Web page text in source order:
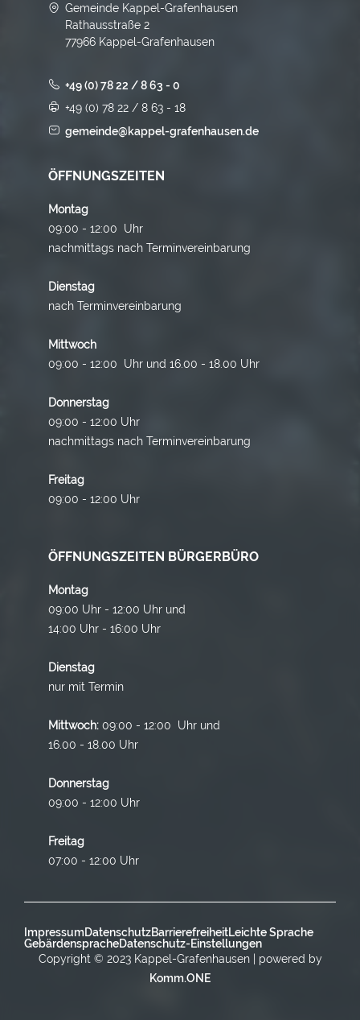
Gemeinde Kappel-Grafenhausen
Rathausstraße 2
77966 Kappel-Grafenhausen
+49 (0) 78 22 / 8 63 - 0
+49 (0) 78 22 / 8 63 - 18
gemeinde@kappel-grafenhausen.de
ÖFFNUNGSZEITEN
Montag
09:00 - 12:00 Uhr
nachmittags nach Terminvereinbarung
Dienstag
nach Terminvereinbarung
Mittwoch
09:00 - 12:00 Uhr und 16.00 - 18.00 Uhr
Donnerstag
09:00 - 12:00 Uhr
nachmittags nach Terminvereinbarung
Freitag
09:00 - 12:00 Uhr
ÖFFNUNGSZEITEN BÜRGERBÜRO
Montag
09:00 Uhr - 12:00 Uhr und
14:00 Uhr - 16:00 Uhr
Dienstag
nur mit Termin
Mittwoch: 09:00 - 12:00 Uhr und
16.00 - 18.00 Uhr
Donnerstag
09:00 - 12:00 Uhr
Freitag
07:00 - 12:00 Uhr
ImpressumDatenschutzBarrierefreiheitLeichte Sprache
GebärdenspracheDatenschutz-Einstellungen
Copyright © 2023 Kappel-Grafenhausen | powered by
Komm.ONE